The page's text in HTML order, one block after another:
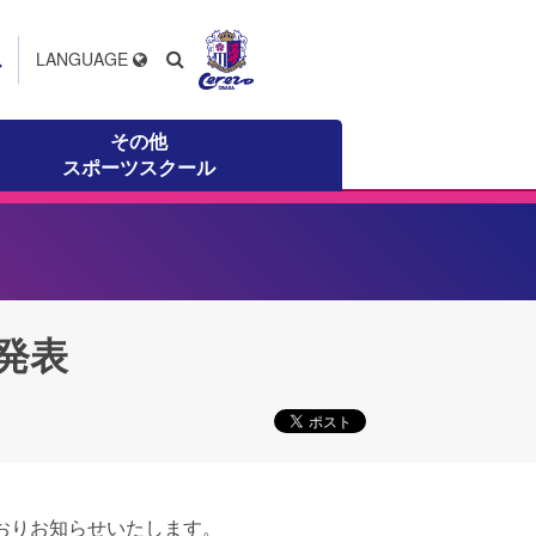
その他
スポーツスクール
LANGUAGE
表
お知らせいたします。